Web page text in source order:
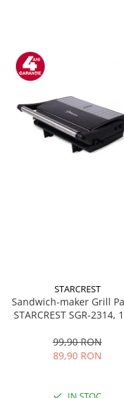
STARCREST
Sandwich-maker Grill
STARCREST SGR-2314,
Deschidere 180°,
de gatire 23 x 14 cm,
99,90 RON
89,90 RON